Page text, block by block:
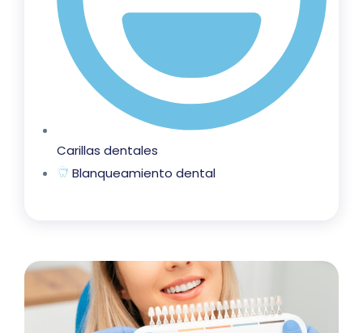
Carillas dentales
Blanqueamiento dental